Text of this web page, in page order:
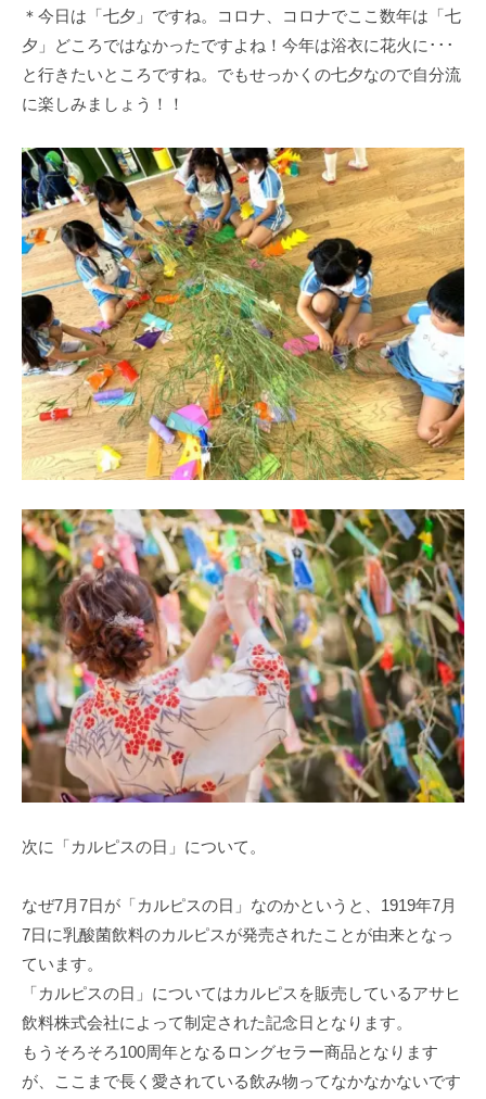
＊今日は「七夕」ですね。コロナ、コロナでここ数年は「七
夕」どころではなかったですよね！今年は浴衣に花火に･･･
と行きたいところですね。でもせっかくの七夕なので自分流
に楽しみましょう！！
次に「カルピスの日」について。
なぜ7月7日が「カルピスの日」なのかというと、1919年7月
7日に乳酸菌飲料のカルピスが発売されたことが由来となっ
ています。
「カルピスの日」についてはカルピスを販売しているアサヒ
飲料株式会社によって制定された記念日となります。
もうそろそろ100周年となるロングセラー商品となります
が、ここまで長く愛されている飲み物ってなかなかないです